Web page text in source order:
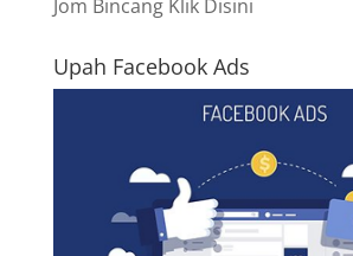
Jom Bincang Klik Disini
Upah Facebook Ads